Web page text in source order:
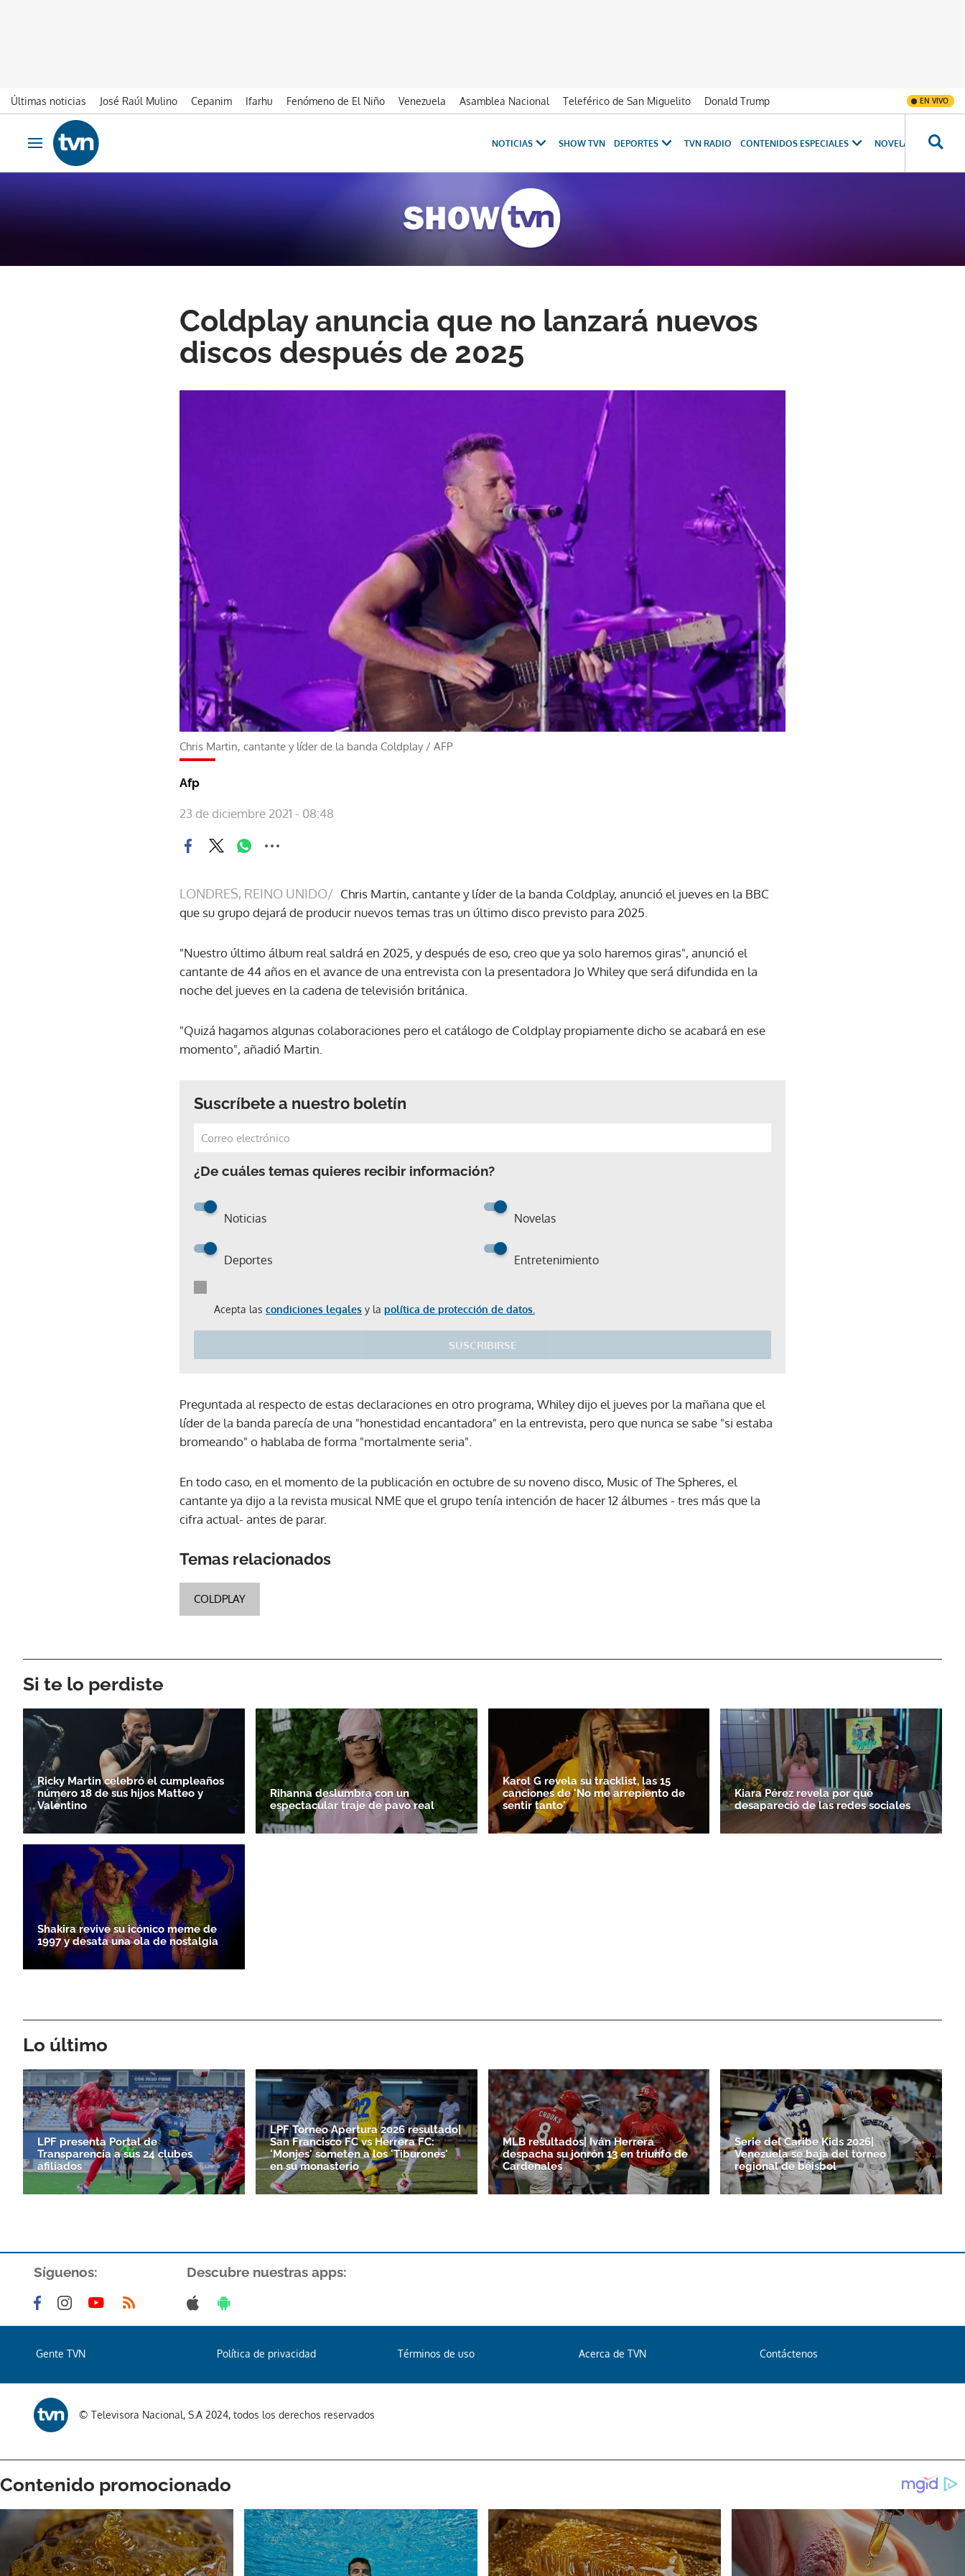
Últimas noticias José Raúl Mulino Cepanim Ifarhu Fenómeno de El Niño Venezuela Asamblea Nacional Teleférico de San Miguelito Donald Trump EN VIVO
Ir al contenido
Obrir navegació
NOTICIAS SHOW TVN DEPORTES TVN RADIO CONTENIDOS ESPECIALES NOVELAS
Coldplay anuncia que no lanzará nuevos
discos después de 2025
Chris Martin, cantante y líder de la banda Coldplay/ AFP
Afp
23 de diciembre 2021 - 08:48
LONDRES, REINO UNIDO/ Chris Martin, cantante y líder de la banda Coldplay, anunció el jueves en la BBC
que su grupo dejará de producir nuevos temas tras un último disco previsto para 2025.
"Nuestro último álbum real saldrá en 2025, y después de eso, creo que ya solo haremos giras", anunció el
cantante de 44 años en el avance de una entrevista con la presentadora Jo Whiley que será difundida en la
noche del jueves en la cadena de televisión británica.
"Quizá hagamos algunas colaboraciones pero el catálogo de Coldplay propiamente dicho se acabará en ese
momento", añadió Martin.
Suscríbete a nuestro boletín
¿De cuáles temas quieres recibir información?
Noticias Novelas
Deportes Entretenimiento
Acepta las condiciones legales y la política de protección de datos.
SUSCRIBIRSE
Preguntada al respecto de estas declaraciones en otro programa, Whiley dijo el jueves por la mañana que el
líder de la banda parecía de una "honestidad encantadora" en la entrevista, pero que nunca se sabe "si estaba
bromeando" o hablaba de forma "mortalmente seria".
En todo caso, en el momento de la publicación en octubre de su noveno disco, Music of The Spheres, el
cantante ya dijo a la revista musical NME que el grupo tenía intención de hacer 12 álbumes - tres más que la
cifra actual- antes de parar.
Temas relacionados
COLDPLAY
Si te lo perdiste
Ricky Martin celebró el cumpleaños
número 18 de sus hijos Matteo y
Valentino
Rihanna deslumbra con un
espectacular traje de pavo real
Karol G revela su tracklist, las 15
canciones de 'No me arrepiento de
sentir tanto'
Kiara Pérez revela por qué
desapareció de las redes sociales
Shakira revive su icónico meme de
1997 y desata una ola de nostalgia
Lo último
LPF presenta Portal de
Transparencia a sus 24 clubes
afiliados
LPF Torneo Apertura 2026 resultado|
San Francisco FC vs Herrera FC:
'Monjes' someten a los 'Tiburones'
en su monasterio
MLB resultados| Iván Herrera
despacha su jonrón 13 en triunfo de
Cardenales
Serie del Caribe Kids 2026|
Venezuela se baja del torneo
regional de béisbol
Síguenos: Descubre nuestras apps:
Gente TVN Política de privacidad Términos de uso Acerca de TVN Contáctenos
© Televisora Nacional, S.A 2024, todos los derechos reservados